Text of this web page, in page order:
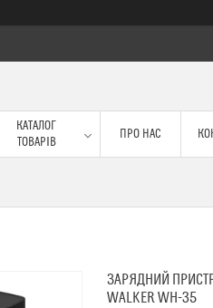
КАТАЛОГ
ТОВАРІВ
ПРО НАС
ЗАРЯДНИЙ
WALKER WH-35